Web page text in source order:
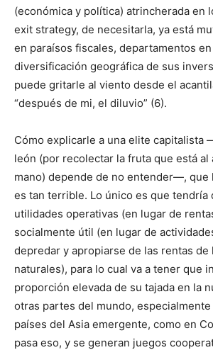
(económica y política) atrincherada en
exit strategy, de necesitarla, ya está
en paraísos fiscales, departamentos
diversificación geográfica de sus
puede gritarle al viento desde el
“después de mi, el diluvio” (6).
Cómo explicarle a una elite capitalista
león (por recolectar la fruta que está al
mano) depende de no entender―, que
es tan terrible. Lo único es que tendría
utilidades operativas (en lugar de
socialmente útil (en lugar de
depredar y apropiarse de las rentas de
naturales), para lo cual va a tener que
proporción elevada de su tajada en la
otras partes del mundo,
países del Asia emergente, como en
pasa eso, y se generan juegos